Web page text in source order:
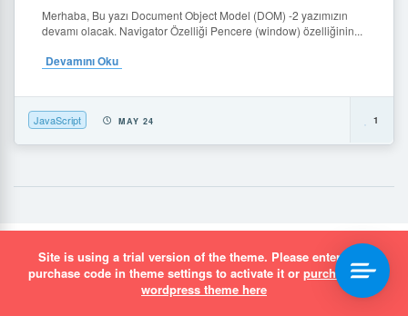
Merhaba, Bu yazı Document Object Model (DOM) -2 yazımızın
devamı olacak. Navigator Özelliği Pencere (window) özelliğinin...
Devamını Oku
JavaScript MAY 24 1
simurgh.media Dijital Çözümler
Site is using a trial version of the theme. Please enter your
purchase code in theme settings to activate it or purchase this
wordpress theme here